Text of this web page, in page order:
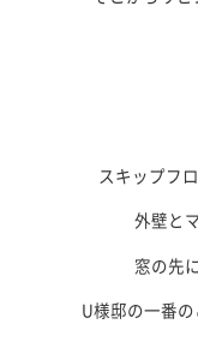
スキップフ
外壁と
窓の先
U様邸の一番